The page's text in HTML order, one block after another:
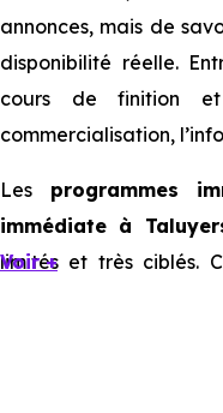
annonces, mais de
disponibilité réelle.
cours de finition
commercialisation,
Les programmes
immédiate à
limités et très ciblés.
Voir +